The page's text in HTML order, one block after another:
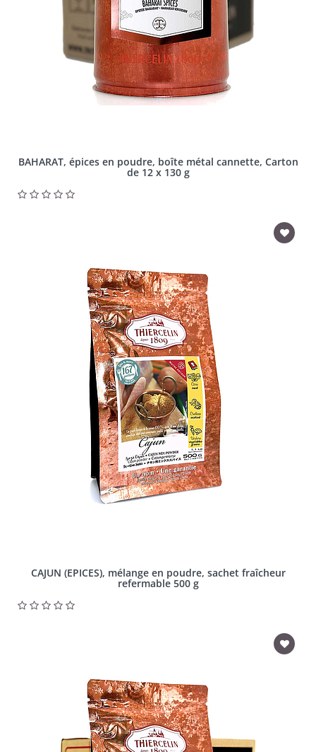
BAHARAT, épices en poudre, boîte métal cannette, Carton
de 12 x 130 g
CAJUN (EPICES), mélange en poudre, sachet fraîcheur
refermable 500 g